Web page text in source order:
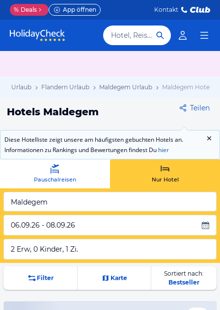
% Deals App öffnen Kontakt
Hotel, Reiseziel
Urlaub Flandern Urlaub Maldegem Urlaub Maldegem Hotels
Hotels Maldegem Teilen
Diese Hotelliste zeigt unsere am häufigsten gebuchten Hotels an.
Informationen zu Rankings und Bewertungen findest Du hier
Pauschalreisen Nur Hotel
Maldegem
06.09.26 - 08.09.26
2 Erw, 0 Kinder, 1 Zi.
Filter Karte
Sortiert nach:
Bestseller